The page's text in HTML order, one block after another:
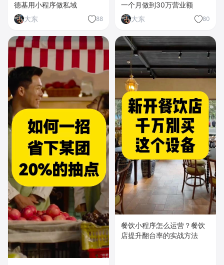
德基用小程序做私域
大东
88
一个月做到30万营业额
大东
80
餐饮小程序怎么运营？餐饮
店提升翻台率的实战方法